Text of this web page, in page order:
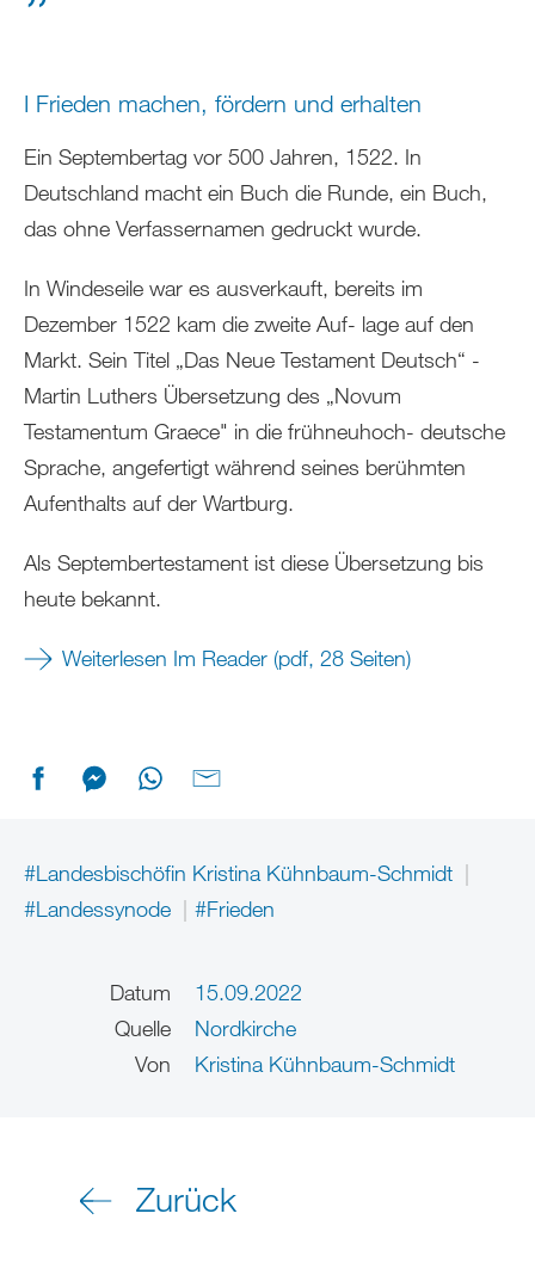
I Frieden machen, fördern und erhalten
Ein Septembertag vor 500 Jahren, 1522. In
Deutschland macht ein Buch die Runde, ein Buch,
das ohne Verfassernamen gedruckt wurde.
In Windeseile war es ausverkauft, bereits im
Dezember 1522 kam die zweite Auf- lage auf den
Markt. Sein Titel „Das Neue Testament Deutsch“ -
Martin Luthers Übersetzung des „Novum
Testamentum Graece" in die frühneuhoch- deutsche
Sprache, angefertigt während seines berühmten
Aufenthalts auf der Wartburg.
Als Septembertestament ist diese Übersetzung bis
heute bekannt.
Weiterlesen Im Reader (pdf, 28 Seiten)
#Landesbischöfin Kristina Kühnbaum-Schmidt
#Landessynode
#Frieden
Datum
15.09.2022
Quelle
Nordkirche
Von
Kristina Kühnbaum-Schmidt
Zurück